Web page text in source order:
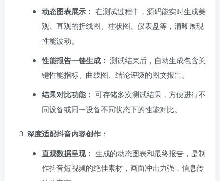
动态图表展示：​ 在测试过程中，源码能实时生成美
观、直观的折线图、柱状图、仪表盘等，清晰展现
性能波动。
性能报告一键生成：​ 测试结束后，自动生成包含关
键性能指标、曲线图、结论评级的图文报告。
结果对比功能：​ 可存储多次测试结果，方便进行不
同设备或同一设备不同状态下的性能对比。
深度适配抖音内容创作：​
直观数据呈现：​ 生成的动态图表和最终报告，是制
作抖音短视频的绝佳素材，画面冲击力强，信息传